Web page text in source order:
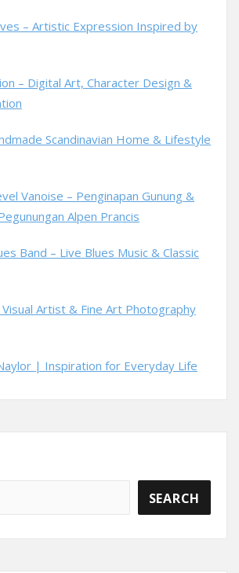
– Artistic Expression Inspired by
– Digital Art, Character Design &
Scandinavian Home & Lifestyle
Vanoise – Penginapan Gunung &
Alpen Prancis
Band – Live Blues Music & Classic
Artist & Fine Art Photography
| Inspiration for Everyday Life
SEARCH